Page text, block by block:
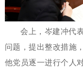
会上，岑建冲代
问题，提出整改措施
他党员逐一进行个人